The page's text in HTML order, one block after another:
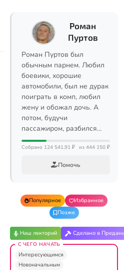
Роман
Пуртов
Роман Пуртов был
обычным парнем. Любил
боевики, хорошие
автомобили, был не дурак
поиграть в комп, любил
жену и обожал дочь. А
потом, будучи
пассажиром, разбился…
Собрано 124 541,91 ₽ из 444 150 ₽
Помочь
Популярное
Избранное
Позже
Наш лекторий Сделано в
С ЧЕГО НАЧАТЬ
Интересующимся
Новоначальным